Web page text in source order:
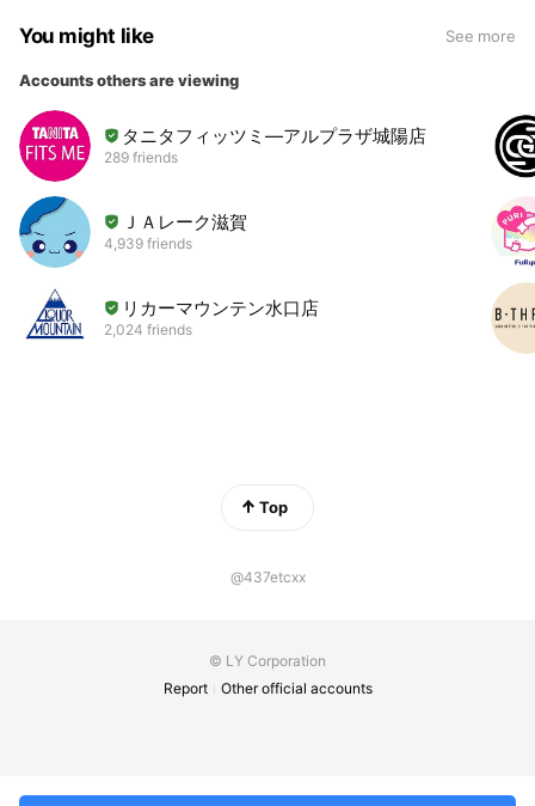
You might like See more
Accounts others are viewing
タニタフィッツミ―アルプラザ城陽店
289 friends
ＪＡレーク滋賀
4,939 friends
リカーマウンテン水口店
2,024 friends
Top
@437etcxx
© LY Corporation
Report
Other official accounts